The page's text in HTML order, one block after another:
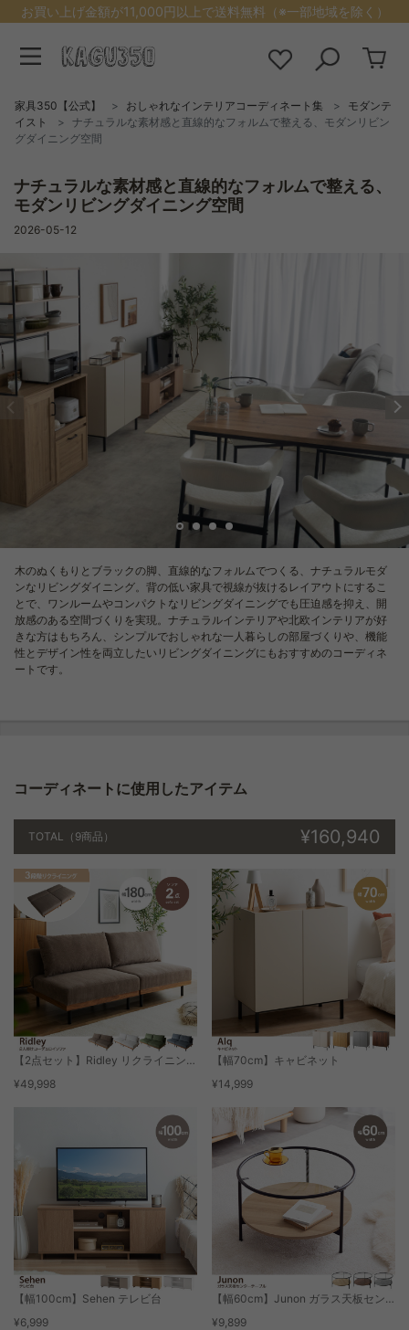
お買い上げ金額が11,000円以上で送料無料（※一部地域を除く）
家具350【公式】 おしゃれなインテリアコーディネート集
モダンテ
イスト
ナチュラルな素材感と直線的なフォルムで整える、モダンリビン
グダイニング空間
ナチュラルな素材感と直線的なフォルムで整える、
モダンリビングダイニング空間
2026-05-12
木のぬくもりとブラックの脚、直線的なフォルムでつくる、ナチュラルモダ
ンなリビングダイニング。背の低い家具で視線が抜けるレイアウトにするこ
とで、ワンルームやコンパクトなリビングダイニングでも圧迫感を抑え、開
放感のある空間づくりを実現。ナチュラルインテリアや北欧インテリアが好
きな方はもちろん、シンプルでおしゃれな一人暮らしの部屋づくりや、機能
性とデザイン性を両立したいリビングダイニングにもおすすめのコーディネ
ートです。
コーディネートに使用したアイテム
TOTAL （9商品） ¥160,940
¥49,998
【幅70cm】キャビネット
¥14,999
【幅100cm】Sehen テレビ台
¥6,999
¥9,899